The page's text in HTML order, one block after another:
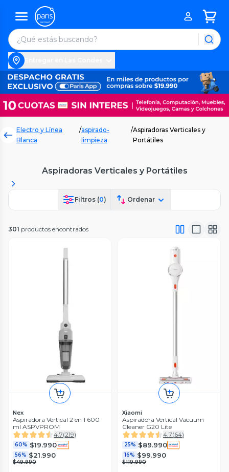
Electro y Línea
Blanca
/aspirado-
limpieza
/Aspiradoras Verticales y
Portátiles
Aspiradoras Verticales y Portátiles
Filtros (0) Ordenar
301 productos encontrados
Nex
Aspiradora Vertical 2 en 1 600
ml ASPVPROM
4.7(219)
60% $19.990
56% $21.990
$49.990
Xiaomi
Aspiradora Vertical Vacuum
Cleaner G20 Lite
4.7(64)
25% $89.990
16% $99.990
$119.990